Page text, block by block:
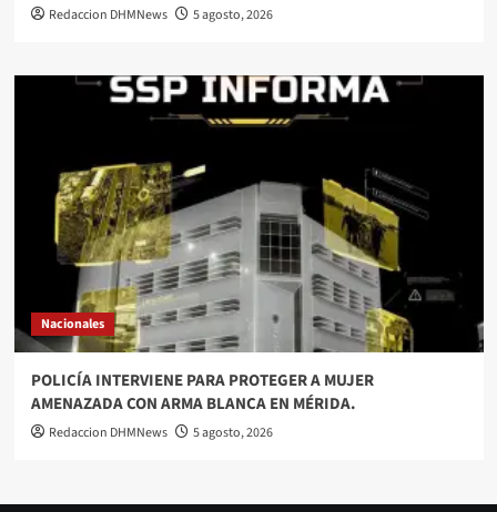
Redaccion DHMNews 5 agosto, 2026
Nacionales
POLICÍA INTERVIENE PARA PROTEGER A MUJER
AMENAZADA CON ARMA BLANCA EN MÉRIDA.
Redaccion DHMNews 5 agosto, 2026